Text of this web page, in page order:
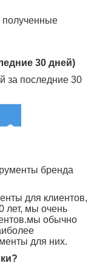
полученные
30 дней)
за последние 30
бренда
для клиентов,
лет, мы очень
обычно
для них.